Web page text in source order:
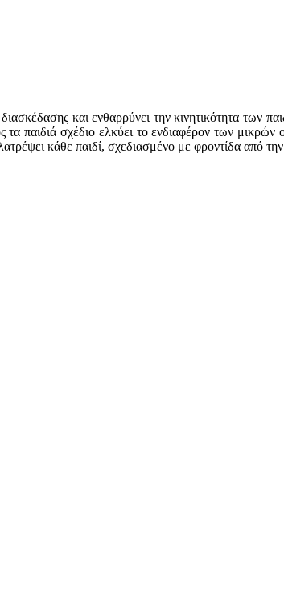
και ενθαρρύνει την κινητικότητα
τα παιδιά σχέδιο ελκύει το ενδιαφέρον των
κάθε παιδί, σχεδιασμένο με φροντίδα από